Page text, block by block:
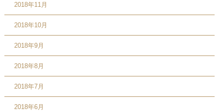
2018年11月
2018年10月
2018年9月
2018年8月
2018年7月
2018年6月